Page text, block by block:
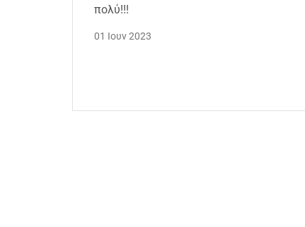
πολύ!!!
01 Ιουν 2023